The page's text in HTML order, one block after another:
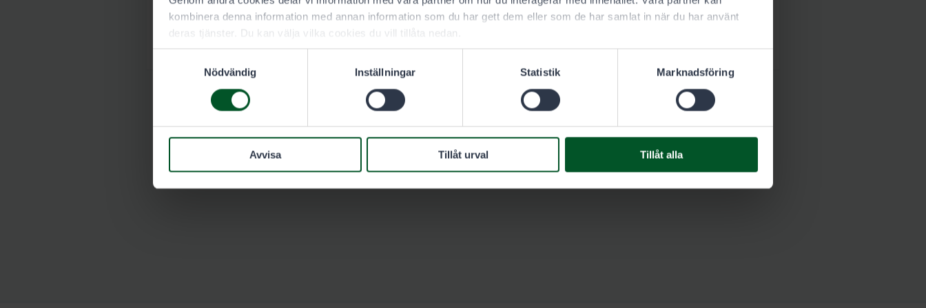
kombinera denna information med annan information som du har gett dem eller som de har samlat in när du har använt
deras tjänster. Du kan välja vilka cookies du vill tillåta nedan.
Nödvändig
Inställningar Statistik Marknadsföring
Avvisa Tillåt urval Tillåt alla
Garmin karta över tillståndsområdet Rahustenaho-Levämäki
7603-rahustenaho-levamaki_pienriista.img